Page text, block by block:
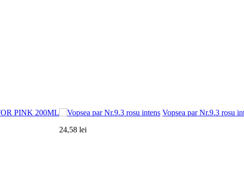
PINK 200ML
Vopsea par Nr.9.3 rosu
24,58 lei